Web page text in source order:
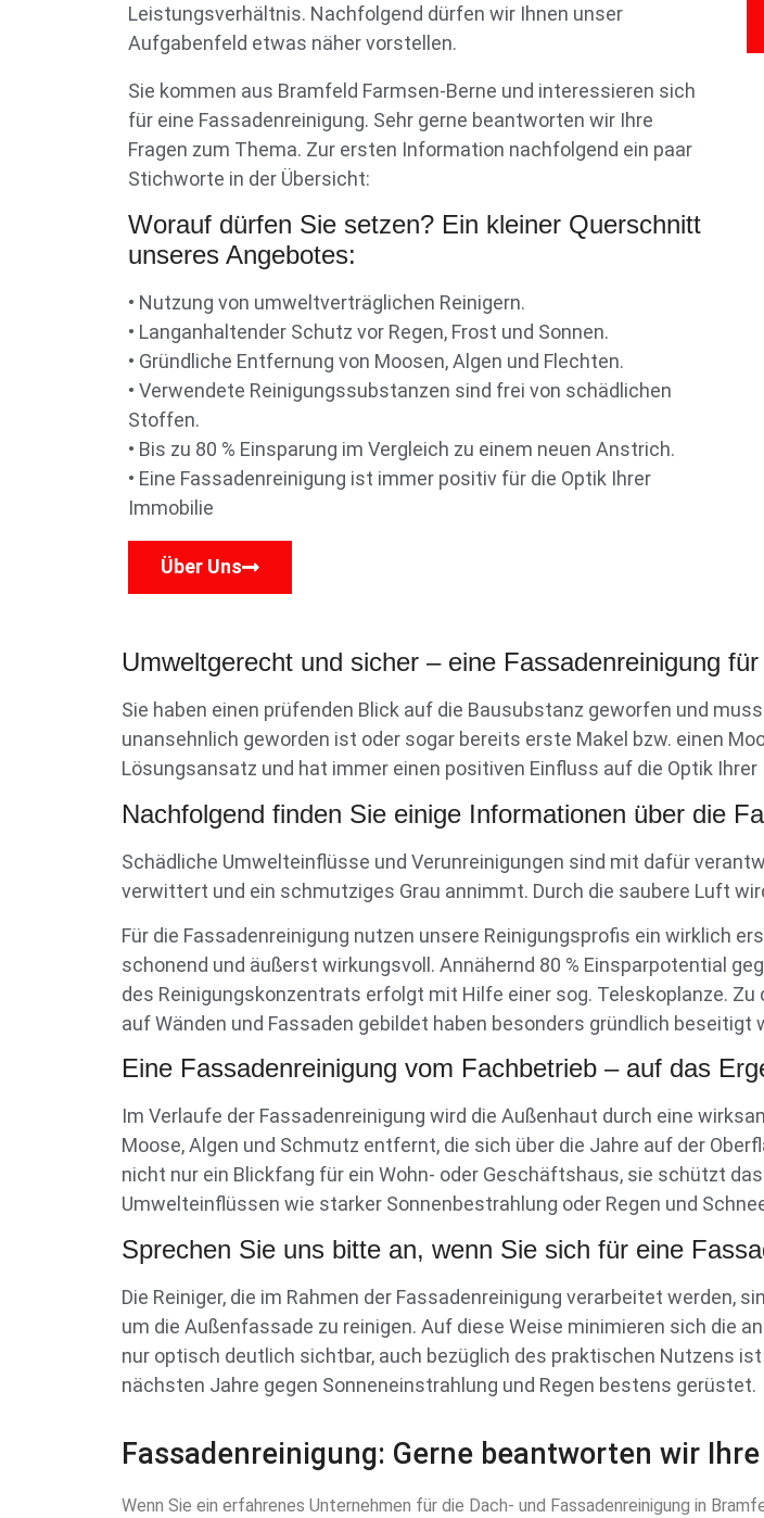
Leistungsverhältnis. Nachfolgend dürfen wir Ihnen unser
Aufgabenfeld etwas näher vorstellen.
Sie kommen aus Bramfeld Farmsen-Berne und interessieren sich
für eine Fassadenreinigung. Sehr gerne beantworten wir Ihre
Fragen zum Thema. Zur ersten Information nachfolgend ein paar
Stichworte in der Übersicht:
Worauf dürfen Sie setzen? Ein kleiner Querschnitt
unseres Angebotes:
• Nutzung von umweltverträglichen Reinigern.
• Langanhaltender Schutz vor Regen, Frost und Sonnen.
• Gründliche Entfernung von Moosen, Algen und Flechten.
• Verwendete Reinigungssubstanzen sind frei von schädlichen
Stoffen.
• Bis zu 80 % Einsparung im Vergleich zu einem neuen Anstrich.
• Eine Fassadenreinigung ist immer positiv für die Optik Ihrer
Immobilie
Über Uns
Umweltgerecht und sicher – eine Fassadenreinigung
Sie haben einen prüfenden Blick auf die Bausubstanz geworfen und
unansehnlich geworden ist oder sogar bereits erste Makel bzw. einen
Lösungsansatz und hat immer einen positiven Einfluss auf die Optik Ihrer
Nachfolgend finden Sie einige Informationen über die
Schädliche Umwelteinflüsse und Verunreinigungen sind mit dafür
verwittert und ein schmutziges Grau annimmt. Durch die saubere Luft
Für die Fassadenreinigung nutzen unsere Reinigungsprofis ein wirklich
schonend und äußerst wirkungsvoll. Annähernd 80 % Einsparpotential
des Reinigungskonzentrats erfolgt mit Hilfe einer sog. Teleskoplanze.
auf Wänden und Fassaden gebildet haben besonders gründlich beseitigt
Eine Fassadenreinigung vom Fachbetrieb – auf das
Im Verlaufe der Fassadenreinigung wird die Außenhaut durch eine
Moose, Algen und Schmutz entfernt, die sich über die Jahre auf der
nicht nur ein Blickfang für ein Wohn- oder Geschäftshaus, sie schützt
Umwelteinflüssen wie starker Sonnenbestrahlung oder Regen und
Sprechen Sie uns bitte an, wenn Sie sich für eine
Die Reiniger, die im Rahmen der Fassadenreinigung verarbeitet
um die Außenfassade zu reinigen. Auf diese Weise minimieren sich die
nur optisch deutlich sichtbar, auch bezüglich des praktischen Nutzens
nächsten Jahre gegen Sonneneinstrahlung und Regen bestens gerüstet.
Fassadenreinigung: Gerne beantworten wir
Wenn Sie ein erfahrenes Unternehmen für die Dach- und Fassadenreinigung in